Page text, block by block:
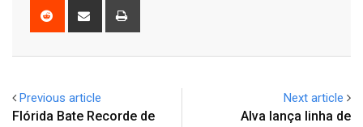
Reddit
Share
Previous article
Flórida Bate Recorde de
Next article
Alva lança linha de